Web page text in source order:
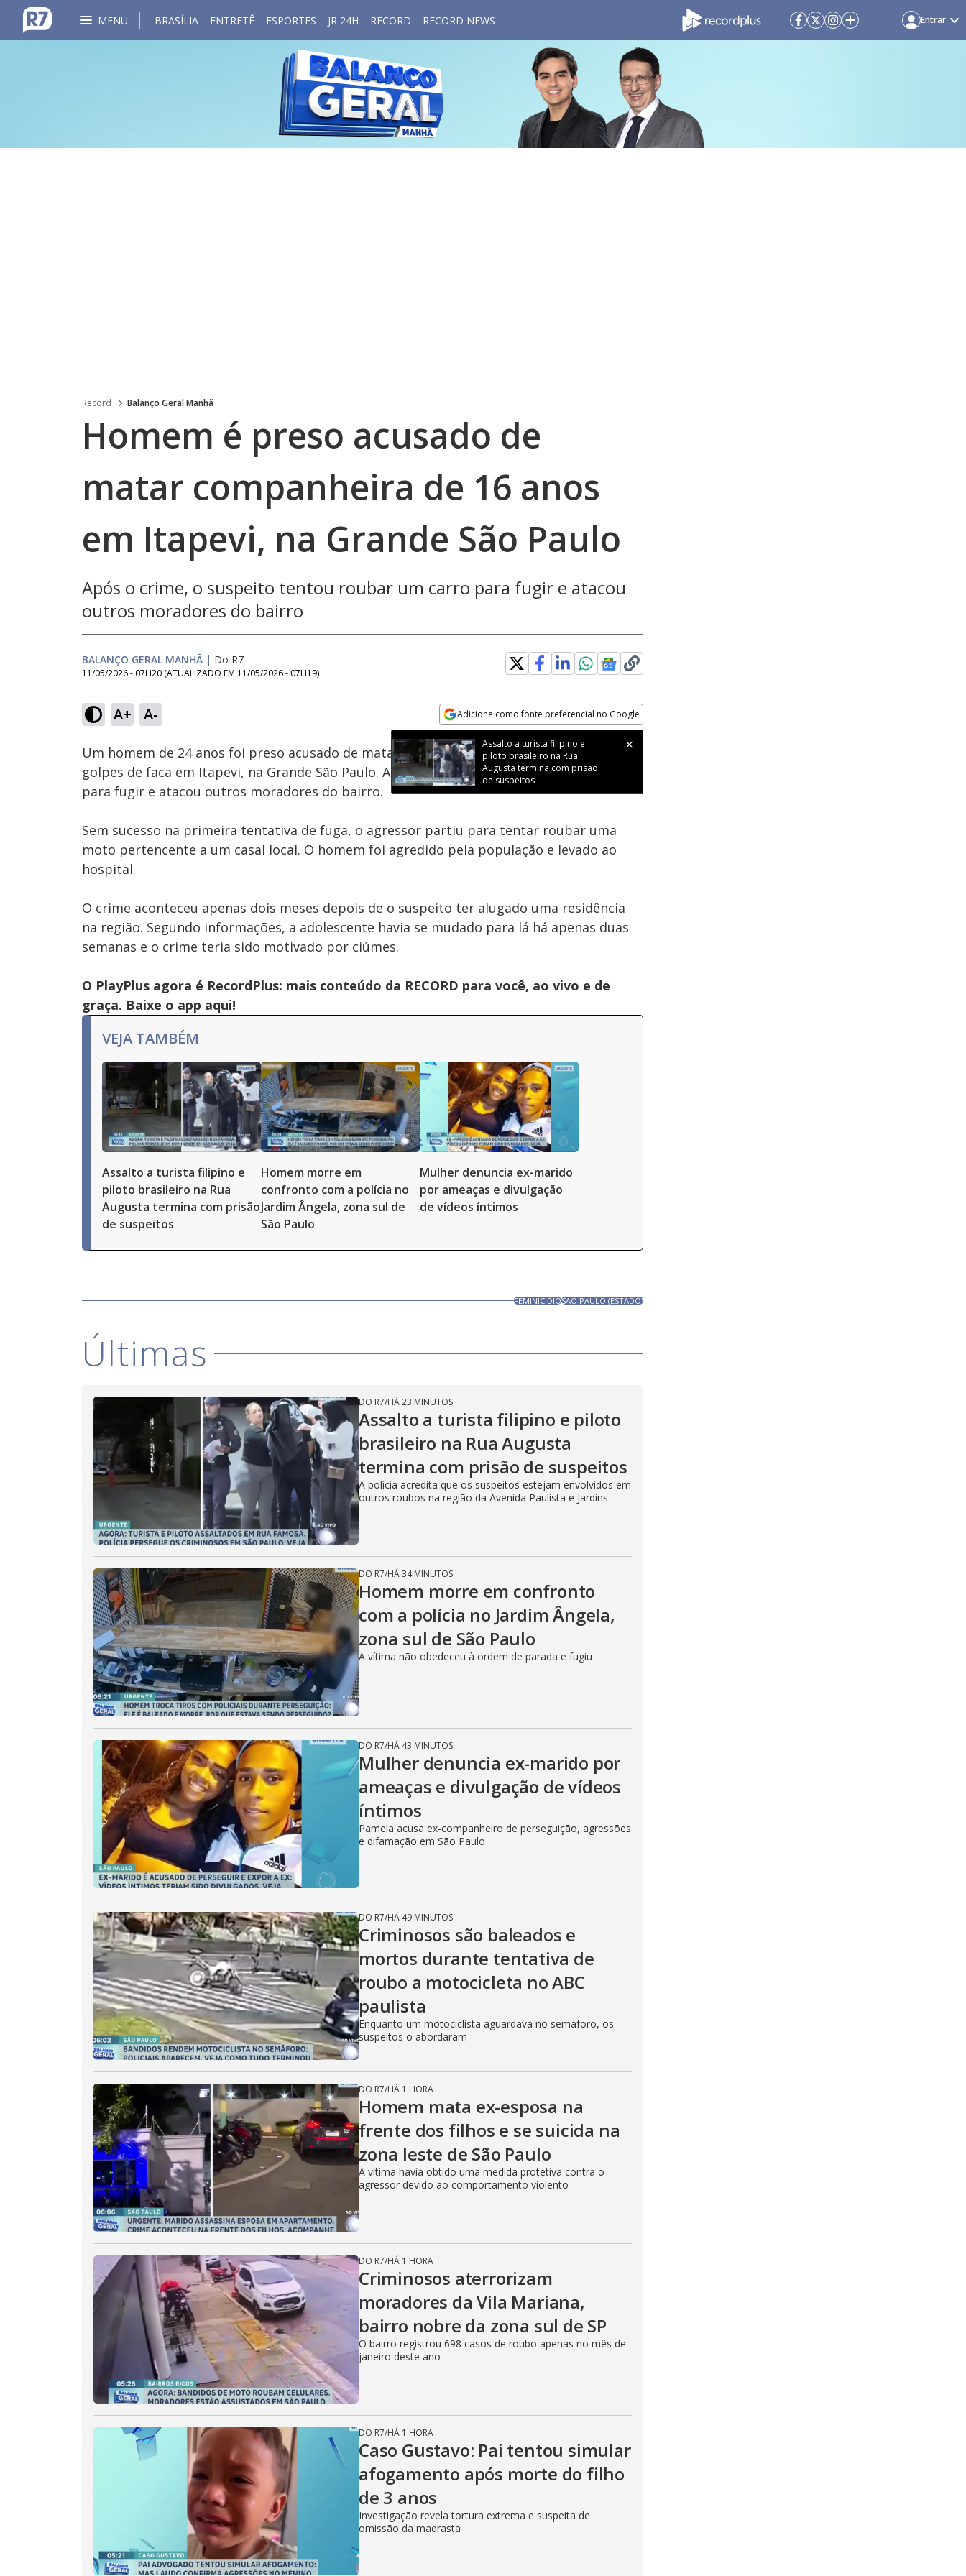
MENU BRASÍLIA ENTRETÊ ESPORTES JR 24H RECORD RECORD NEWS Entrar
Record Balanço Geral Manhã
Homem é preso acusado de
matar companheira de 16 anos
em Itapevi, na Grande São Paulo
Após o crime, o suspeito tentou roubar um carro para fugir e atacou
outros moradores do bairro
BALANÇO GERAL MANHÃ | Do R7
11/05/2026 - 07H20 (ATUALIZADO EM 11/05/2026 - 07H19)
A+ A- Adicione como fonte preferencial no Google
Opens in new window
Assalto a turista filipino e
piloto brasileiro na Rua
Augusta termina com prisão
de suspeitos
Ativar
Som
Velocidade
Um homem de 24 anos foi preso acusado de matar sua companheira de apenas 16 anos a
golpes de faca em Itapevi, na Grande São Paulo. Após o crime, ele tentou roubar um carro
para fugir e atacou outros moradores do bairro.
Sem sucesso na primeira tentativa de fuga, o agressor partiu para tentar roubar uma
moto pertencente a um casal local. O homem foi agredido pela população e levado ao
hospital.
O crime aconteceu apenas dois meses depois de o suspeito ter alugado uma residência
na região. Segundo informações, a adolescente havia se mudado para lá há apenas duas
semanas e o crime teria sido motivado por ciúmes.
O PlayPlus agora é RecordPlus: mais conteúdo da RECORD para você, ao vivo e de
graça. Baixe o app aqui!
VEJA TAMBÉM
Assalto a turista filipino e
piloto brasileiro na Rua
Augusta termina com prisão
de suspeitos
Homem morre em
confronto com a polícia no
Jardim Ângela, zona sul de
São Paulo
Mulher denuncia ex-marido
por ameaças e divulgação
de vídeos íntimos
FEMINICÍDIOSÃO PAULO (ESTADO)
Últimas
DO R7/HÁ 23 MINUTOS
Assalto a turista filipino e piloto
brasileiro na Rua Augusta
termina com prisão de suspeitos
A polícia acredita que os suspeitos estejam envolvidos em
outros roubos na região da Avenida Paulista e Jardins
DO R7/HÁ 34 MINUTOS
Homem morre em confronto
com a polícia no Jardim Ângela,
zona sul de São Paulo
A vítima não obedeceu à ordem de parada e fugiu
DO R7/HÁ 43 MINUTOS
Mulher denuncia ex-marido por
ameaças e divulgação de vídeos
íntimos
Pamela acusa ex-companheiro de perseguição, agressões
e difamação em São Paulo
DO R7/HÁ 49 MINUTOS
Criminosos são baleados e
mortos durante tentativa de
roubo a motocicleta no ABC
paulista
Enquanto um motociclista aguardava no semáforo, os
suspeitos o abordaram
DO R7/HÁ 1 HORA
Homem mata ex-esposa na
frente dos filhos e se suicida na
zona leste de São Paulo
A vítima havia obtido uma medida protetiva contra o
agressor devido ao comportamento violento
DO R7/HÁ 1 HORA
Criminosos aterrorizam
moradores da Vila Mariana,
bairro nobre da zona sul de SP
O bairro registrou 698 casos de roubo apenas no mês de
janeiro deste ano
DO R7/HÁ 1 HORA
Caso Gustavo: Pai tentou simular
afogamento após morte do filho
de 3 anos
Investigação revela tortura extrema e suspeita de
omissão da madrasta